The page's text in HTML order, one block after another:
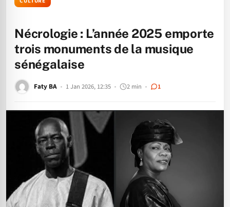
Nécrologie : L’année 2025 emporte
trois monuments de la musique
sénégalaise
Faty BA 1 Jan 2026, 12:35 2 min 1